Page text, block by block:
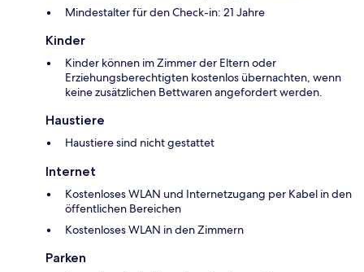
Mindestalter für den Check-in: 21 Jahre
Kinder
Kinder können im Zimmer der Eltern oder
Erziehungsberechtigten kostenlos übernachten, wenn
keine zusätzlichen Bettwaren angefordert werden.
Haustiere
Haustiere sind nicht gestattet
Internet
Kostenloses WLAN und Internetzugang per Kabel in den
öffentlichen Bereichen
Kostenloses WLAN in den Zimmern
Parken